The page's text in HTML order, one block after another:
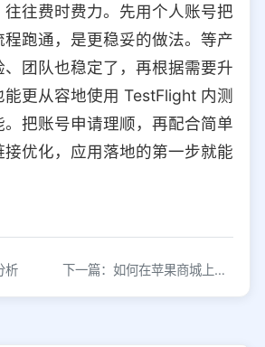
往费时费力。先用个人账号把
程跑通，是更稳妥的做法。等产
、团队也稳定了，再根据需要升
更从容地使用 TestFlight 内测
。把账号申请理顺，再配合简单
接优化，应用落地的第一步就能
析 下一篇：如何在苹果商城上架app呢？